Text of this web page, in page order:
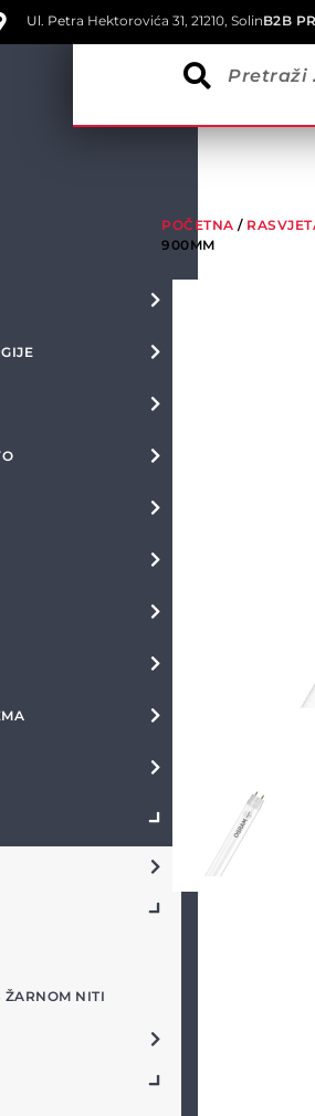
Ul. Petra Hektorovića 31, 21210, SolinB2B
ŽARNOM NITI
POČETNA /
900MM